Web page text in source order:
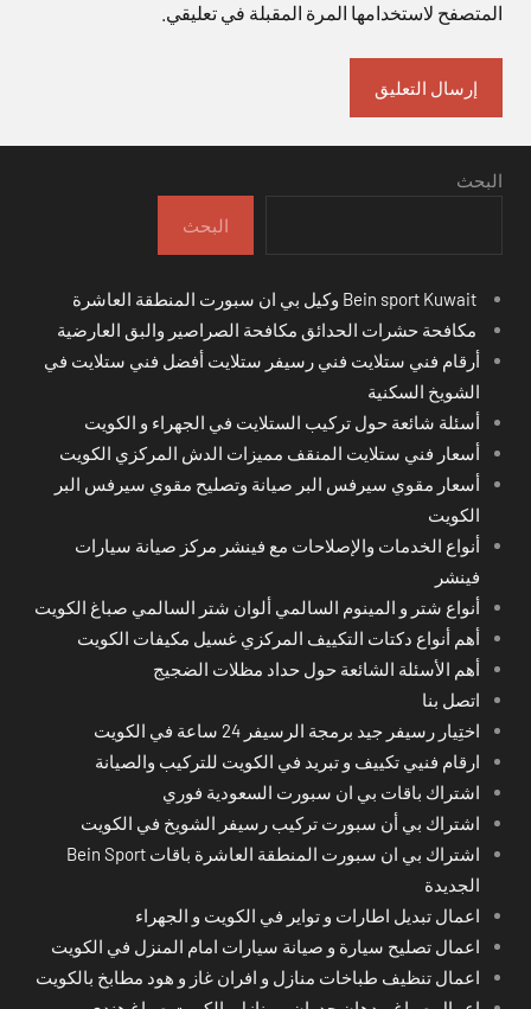
المتصفح لاستخدامها المرة المقبلة في تعليقي.
البحث
البحث
مكافحة حشرات الحدائق مكافحة الصراصير والبق العارضية
أرقام فني ستلايت فني رسيفر ستلايت أفضل فني ستلايت في
الشويخ السكنية
أسئلة شائعة حول تركيب الستلايت في الجهراء و الكويت
أسعار فني ستلايت المنقف مميزات الدش المركزي الكويت
أسعار مقوي سيرفس البر صيانة وتصليح مقوي سيرفس البر
الكويت
أنواع الخدمات والإصلاحات مع فينشر مركز صيانة سيارات
فينشر
أنواع شتر و المينوم السالمي ألوان شتر السالمي صباغ الكويت
أهم أنواع دكتات التكييف المركزي غسيل مكيفات الكويت
أهم الأسئلة الشائعة حول حداد مظلات الضجيج
اتصل بنا
اختِيار رسيفر جيد برمجة الرسيفر 24 ساعة في الكويت
ارقام فنيي تكييف و تبريد في الكويت للتركيب والصيانة
اشتراك باقات بي ان سبورت السعودية فوري
اشتراك بي أن سبورت تركيب رسيفر الشويخ في الكويت
اشتراك بي ان سبورت المنطقة العاشرة باقات Bein Sport
الجديدة
اعمال تبديل اطارات و تواير في الكويت و الجهراء
اعمال تصليح سيارة و صيانة سيارات امام المنزل في الكويت
اعمال تنظيف طباخات منازل و افران غاز و هود مطابخ بالكويت